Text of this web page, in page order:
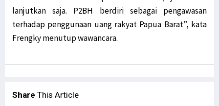
lanjutkan saja. P2BH berdiri sebagai pengawasan
terhadap penggunaan uang rakyat Papua Barat”, kata
Frengky menutup wawancara.
Share This Article